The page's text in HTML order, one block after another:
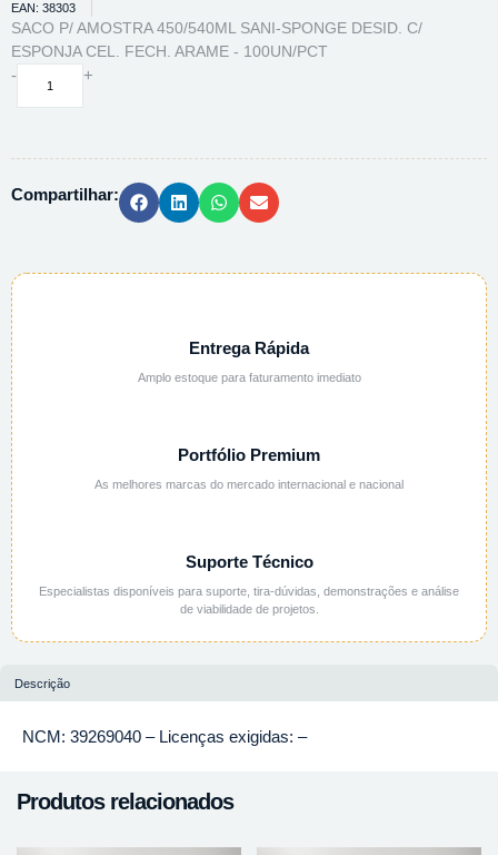
EAN: 38303
SACO P/ AMOSTRA 450/540ML SANI-SPONGE DESID. C/
ESPONJA CEL. FECH. ARAME - 100UN/PCT
-
SACO
SPONGE
ESPONJA
CEL.
FECH.
ARAME
-
100UN/PCT
quantidade
+
Compartilhar:
Entrega Rápida
Amplo estoque para faturamento imediato
Portfólio Premium
As melhores marcas do mercado internacional e nacional
Suporte Técnico
Especialistas disponíveis para suporte, tira-dúvidas, demonstrações e análise
de viabilidade de projetos.
Descrição
NCM: 39269040 – Licenças exigidas: –
Produtos relacionados